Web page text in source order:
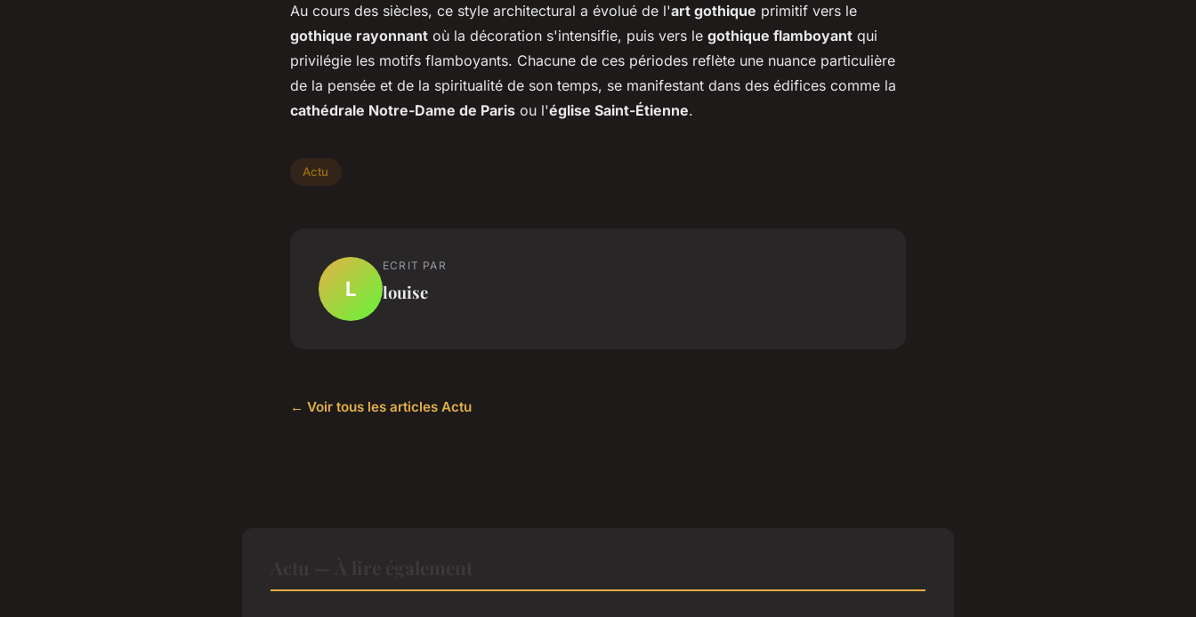
Au cours des siècles, ce style architectural a évolué de l'art gothique primitif vers le
gothique rayonnant où la décoration s'intensifie, puis vers le gothique flamboyant qui
privilégie les motifs flamboyants. Chacune de ces périodes reflète une nuance particulière
de la pensée et de la spiritualité de son temps, se manifestant dans des édifices comme la
cathédrale Notre-Dame de Paris ou l'église Saint-Étienne.
Actu
L
ECRIT PAR
louise
← Voir tous les articles Actu